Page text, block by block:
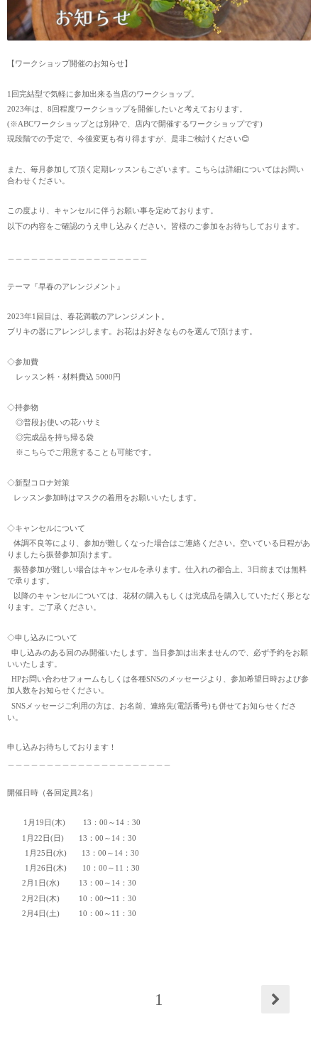
【ワークショップ開催のお知らせ】
1回完結型で気軽に参加出来る当店のワークショップ。
2023年は、8回程度ワークショップを開催したいと考えております。
(※ABCワークショップとは別枠で、店内で開催するワークショップです)
現段階での予定で、今後変更も有り得ますが、是非ご検討ください😊
また、毎月参加して頂く定期レッスンもございます。こちらは詳細についてはお問い
合わせください。
この度より、キャンセルに伴うお願い事を定めております。
以下の内容をご確認のうえ申し込みください。皆様のご参加をお待ちしております。
テーマ『早春のアレンジメント』
2023年1回目は、春花満載のアレンジメント。
ブリキの器にアレンジします。お花はお好きなものを選んで頂けます。
◇参加費
レッスン料・材料費込 5000円
◇持参物
◎普段お使いの花ハサミ
◎完成品を持ち帰る袋
※こちらでご用意することも可能です。
◇新型コロナ対策
レッスン参加時はマスクの着用をお願いいたします。
◇キャンセルについて
体調不良等により、参加が難しくなった場合はご連絡ください。空いている日程があ
りましたら振替参加頂けます。
振替参加が難しい場合はキャンセルを承ります。仕入れの都合上、3日前までは無料
で承ります。
以降のキャンセルについては、花材の購入もしくは完成品を購入していただく形とな
ります。ご了承ください。
◇申し込みについて
申し込みのある回のみ開催いたします。当日参加は出来ませんので、必ず予約をお願
いいたします。
HPお問い合わせフォームもしくは各種SNSのメッセージより、参加希望日時および参
加人数をお知らせください。
SNSメッセージご利用の方は、お名前、連絡先(電話番号)も併せてお知らせくださ
い。
申し込みお待ちしております！
開催日時（各回定員2名）
1月19日(木) 13：00～14：30
1月22日(日) 13：00～14：30
1月25日(水) 13：00～14：30
1月26日(木) 10：00～11：30
2月1日(水) 13：00～14：30
2月2日(木) 10：00〜11：30
2月4日(土) 10：00～11：30
1